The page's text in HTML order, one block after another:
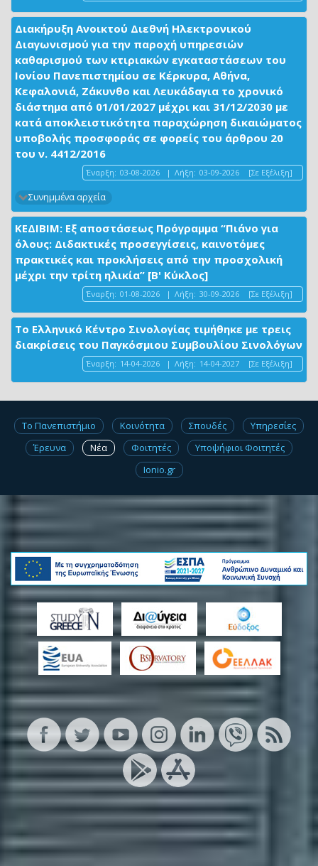
Διακήρυξη Ανοικτού Διεθνή Ηλεκτρονικού
Διαγωνισμού για την παροχή υπηρεσιών
καθαρισμού των κτιριακών εγκαταστάσεων του
Ιονίου Πανεπιστημίου σε Κέρκυρα, Αθήνα,
Κεφαλονιά, Ζάκυνθο και Λευκάδαγια το χρονικό
διάστημα από 01/01/2027 μέχρι και 31/12/2030 με
κατά αποκλειστικότητα παραχώρηση δικαιώματος
υποβολής προσφοράς σε φορείς του άρθρου 20
του ν. 4412/2016
Έναρξη: 03-08-2026 | Λήξη: 03-09-2026 [Σε Εξέλιξη]
Συνημμένα αρχεία
ΚΕΔΙΒΙΜ: Εξ αποστάσεως Πρόγραμμα “Πιάνο για
όλους: Διδακτικές προσεγγίσεις, καινοτόμες
πρακτικές και προκλήσεις από την προσχολική
μέχρι την τρίτη ηλικία” [Β' Κύκλος]
Έναρξη: 01-08-2026 | Λήξη: 30-09-2026 [Σε Εξέλιξη]
Το Ελληνικό Κέντρο Σινολογίας τιμήθηκε με τρεις
διακρίσεις του Παγκόσμιου Συμβουλίου Σινολόγων
Έναρξη: 14-04-2026 | Λήξη: 14-04-2027 [Σε Εξέλιξη]
Το Πανεπιστήμιο Κοινότητα Σπουδές
Υπηρεσίες
Έρευνα
Νέα Φοιτητές
Υποψήφιοι Φοιτητές
Ionio.gr